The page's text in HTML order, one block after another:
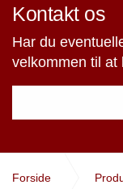
Kontakt os
Har du
velkommen til at
Forside